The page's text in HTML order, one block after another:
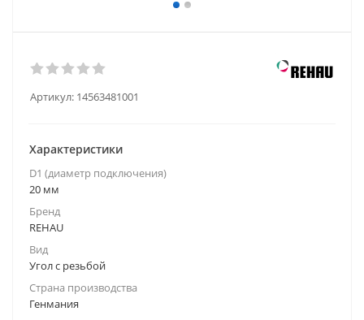
Артикул: 14563481001
Характеристики
D1 (диаметр подключения)
20 мм
Бренд
REHAU
Вид
Угол с резьбой
Страна производства
Генмания